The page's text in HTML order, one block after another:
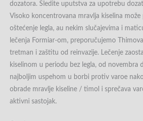
dozatora. Sledite uputstva za upotrebu
Visoko koncentrovana mravlja kiselina
oštećenje legla, au nekim slučajevima i
lečenja Formiar-om, preporučujemo
tretman i zaštitu od reinvazije. Lečenje
kiselinom u periodu bez legla, od novembra
najboljim uspehom u borbi protiv varoe
obrade mravlje kiseline / timol i sprečava
aktivni sastojak.